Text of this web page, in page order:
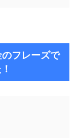
フレーズで